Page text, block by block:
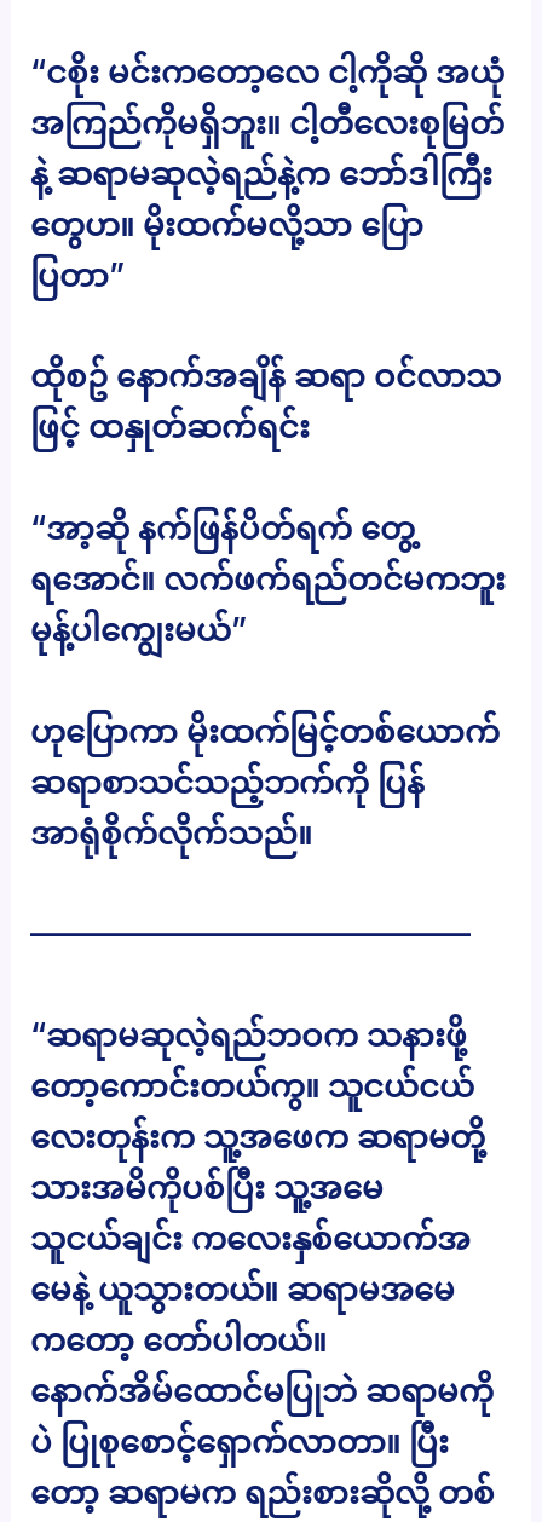
“ငစိုး မင်းကတော့လေ ငါ့ကိုဆို အယုံ
အကြည်ကိုမရှိဘူး။ ငါ့တီလေးစုမြတ်
နဲ့ ဆရာမဆုလဲ့ရည်နဲ့က ဘော်ဒါကြီး
တွေဟ။ မိုးထက်မလို့သာ ပြော
ပြတာ”
ထိုစဥ် နောက်အချိန် ဆရာ ဝင်လာသ
ဖြင့် ထနှုတ်ဆက်ရင်း
“အာ့ဆို နက်ဖြန်ပိတ်ရက် တွေ့
ရအောင်။ လက်ဖက်ရည်တင်မကဘူး
မုန့်ပါကျွေးမယ်”
ဟုပြောကာ မိုးထက်မြင့်တစ်ယောက်
ဆရာစာသင်သည့်ဘက်ကို ပြန်
အာရုံစိုက်လိုက်သည်။
——————————————
“ဆရာမဆုလဲ့ရည်ဘဝက သနားဖို့
တော့ကောင်းတယ်ကွ။ သူငယ်ငယ်
လေးတုန်းက သူ့အဖေက ဆရာမတို့
သားအမိကိုပစ်ပြီး သူ့အမေ
သူငယ်ချင်း ကလေးနှစ်ယောက်အ
မေနဲ့ ယူသွားတယ်။ ဆရာမအမေ
ကတော့ တော်ပါတယ်။
နောက်အိမ်ထောင်မပြုဘဲ ဆရာမကို
ပဲ ပြုစုစောင့်ရှောက်လာတာ။ ပြီး
တော့ ဆရာမက ရည်းစားဆိုလို့ တစ်